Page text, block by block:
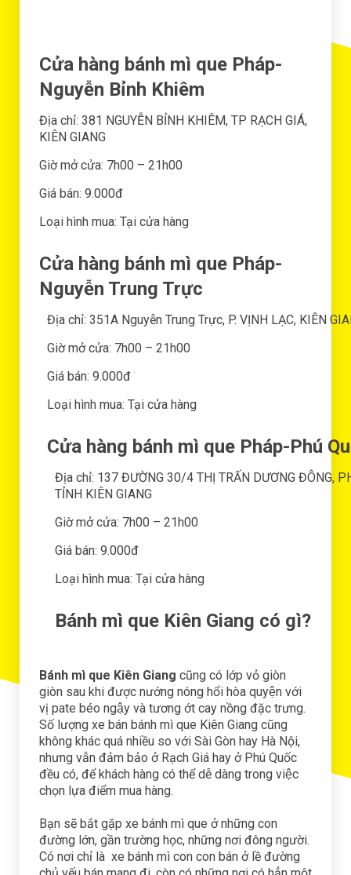
Cửa hàng bánh mì que Pháp-
Nguyễn Bỉnh Khiêm
Địa chỉ: 381 NGUYỄN BỈNH KHIÊM, TP RẠCH GIÁ,
KIÊN GIANG
Giờ mở cửa: 7h00 – 21h00
Giá bán: 9.000đ
Loại hình mua: Tại cửa hàng
Cửa hàng bánh mì que Pháp-
Nguyễn Trung Trực
Địa chỉ: 351A Nguyễn Trung Trực, P. VỊNH LẠC, KIÊN
Giờ mở cửa: 7h00 – 21h00
Giá bán: 9.000đ
Loại hình mua: Tại cửa hàng
Cửa hàng bánh mì que Pháp-Phú
Địa chỉ: 137 ĐƯỜNG 30/4 THỊ TRẤN DƯƠNG ĐÔNG,
TỈNH KIÊN GIANG
Giờ mở cửa: 7h00 – 21h00
Giá bán: 9.000đ
Loại hình mua: Tại cửa hàng
Bánh mì que Kiên Giang có gì?
Bánh mì que Kiên Giang cũng có lớp vỏ giòn
giòn sau khi được nướng nóng hổi hòa quyện với
vị pate béo ngậy và tương ớt cay nồng đặc trưng.
Số lượng xe bán bánh mì que Kiên Giang cũng
không khác quá nhiều so với Sài Gòn hay Hà Nội,
nhưng vẫn đảm bảo ở Rạch Giá hay ở Phú Quốc
đều có, để khách hàng có thể dễ dàng trong việc
chọn lựa điểm mua hàng.
Bạn sẽ bắt gặp xe bánh mì que ở những con
đường lớn, gần trường học, những nơi đông người.
Có nơi chỉ là xe bánh mì con con bán ở lề đường